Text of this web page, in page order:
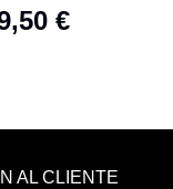
€
AL CLIENTE